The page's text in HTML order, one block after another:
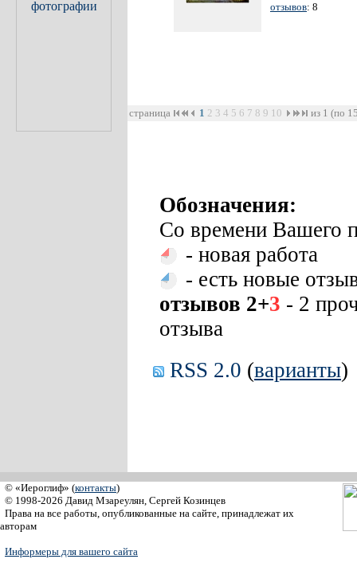
отзывов: 8
страница 1 2 3 4 5 6 7 8 9 10 из 1 (по
Обозначения:
Со времени Вашего
- новая работа
- есть новые
отзывов 2+3 - 2
отзыва
RSS 2.0 (варианты)
© «Иероглиф» (контакты)
© 1998-2026 Давид Мзареулян, Сергей Козинцев
Права на все работы, опубликованные на сайте, принадлежат их
авторам
Информеры для вашего сайта